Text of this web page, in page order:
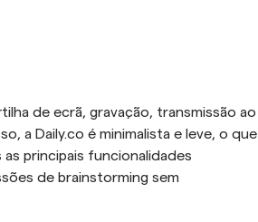
de ecrã, gravação, transmissão ao
a Daily.co é minimalista e leve, o que
principais funcionalidades
de brainstorming sem